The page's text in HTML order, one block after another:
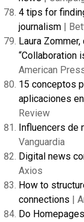
4 tips for
journalism |
Laura
“Collaboration
American
15 conceptos
aplicaciones
Review
Influencers de
Vanguardia
Digital news
Axios
How to
connections |
Do